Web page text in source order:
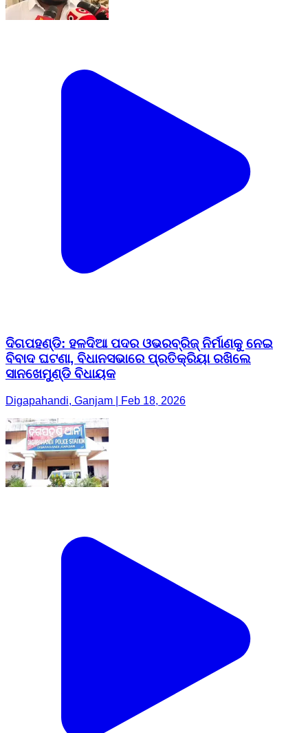
ଦିଗପହଣ୍ଡି: ହଳଦିଆ ପଦର ଓଭରବ୍ରିଜ୍ ନିର୍ମାଣକୁ ନେଇ
ବିବାଦ ଘଟଣା, ବିଧାନସଭାରେ ପ୍ରତିକ୍ରିୟା ରଖିଲେ
ସାନଖେମୁଣ୍ଡି ବିଧାୟକ
Digapahandi, Ganjam | Feb 18, 2026